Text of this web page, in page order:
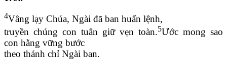
4Vâng lạy Chúa, Ngài đã ban huấn lệnh,
truyền chúng con tuân giữ vẹn toàn.5Ước mong sao
con hằng vững bước
theo thánh chỉ Ngài ban.